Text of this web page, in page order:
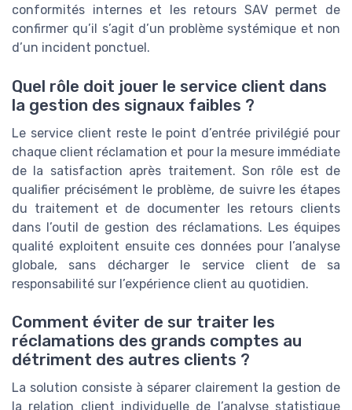
conformités internes et les retours SAV permet de
confirmer qu’il s’agit d’un problème systémique et non
d’un incident ponctuel.
Quel rôle doit jouer le service client dans
la gestion des signaux faibles ?
Le service client reste le point d’entrée privilégié pour
chaque client réclamation et pour la mesure immédiate
de la satisfaction après traitement. Son rôle est de
qualifier précisément le problème, de suivre les étapes
du traitement et de documenter les retours clients
dans l’outil de gestion des réclamations. Les équipes
qualité exploitent ensuite ces données pour l’analyse
globale, sans décharger le service client de sa
responsabilité sur l’expérience client au quotidien.
Comment éviter de sur traiter les
réclamations des grands comptes au
détriment des autres clients ?
La solution consiste à séparer clairement la gestion de
la relation client individuelle de l’analyse statistique